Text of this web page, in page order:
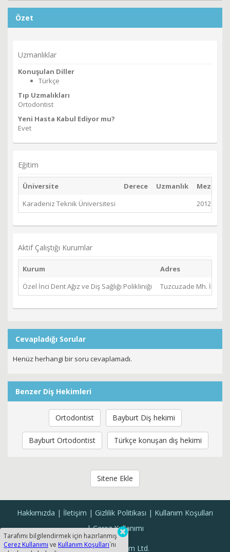
Özet
Uzmanlıklar
Konuşulan Diller
Türkçe
Tıp Uzmalıkları
Ortodontist
Yeni Hasta Kabul Ediyor mu?
Evet
Eğitim
Üniversite Derece Uzmanlık
Karadeniz Teknik Üniversitesi
2012
Aktif Çalıştığı Kurumlar
Kurum
Adres
Özel İnci Dent Ağız ve Diş Sağlığı Polikliniği
Tuzcuzade Mh. İmaret
Cevapladığı Sorular
Henüz herhangi bir soru cevaplamadı.
Benzer Diş Hekimleri
Ortodontist Bayburt Diş hekimi
Bayburt Ortodontist Türkçe konuşan diş hekimi
Sitene Ekle
Hakkımızda İletişim Gizlilik Politikası
Kullanım Koşulları
Çerez Kullanımı
Sanal Yazılım Ltd.
Tarafımı bilgilendirmek için hazırlanmış
Çerez Kullanımı ve Kullanım Koşulları`nı